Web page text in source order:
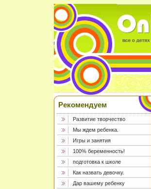
Рекомендуем
Развитие творчество
Мы ждем ребенка.
Игры и занятия
100% беременность!
подготовка к школе
Как назвать девочку.
Дар вашему ребенку